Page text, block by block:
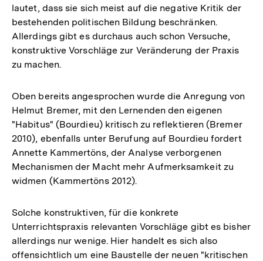
lautet, dass sie sich meist auf die negative Kritik der
bestehenden politischen Bildung beschränken.
Allerdings gibt es durchaus auch schon Versuche,
konstruktive Vorschläge zur Veränderung der Praxis
zu machen.
Oben bereits angesprochen wurde die Anregung von
Helmut Bremer, mit den Lernenden den eigenen
"Habitus" (Bourdieu) kritisch zu reflektieren (Bremer
2010), ebenfalls unter Berufung auf Bourdieu fordert
Annette Kammertöns, der Analyse verborgenen
Mechanismen der Macht mehr Aufmerksamkeit zu
widmen (Kammertöns 2012).
Solche konstruktiven, für die konkrete
Unterrichtspraxis relevanten Vorschläge gibt es bisher
allerdings nur wenige. Hier handelt es sich also
offensichtlich um eine Baustelle der neuen "kritischen